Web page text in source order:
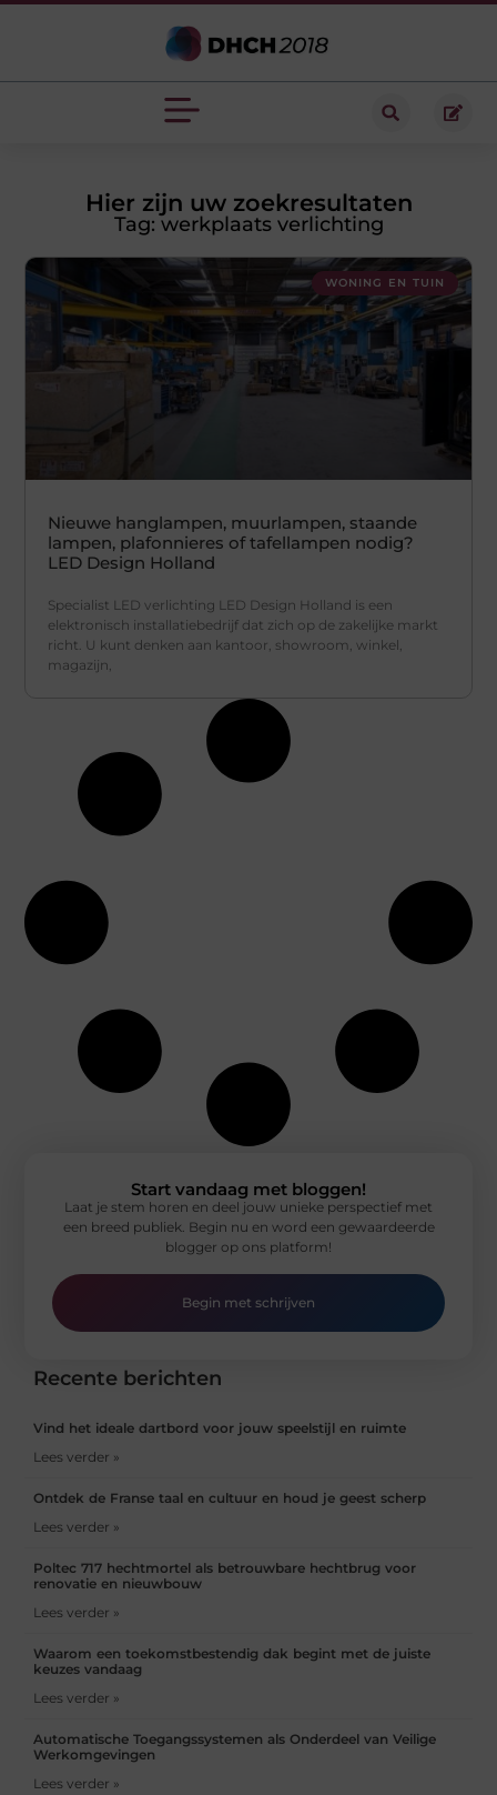
Hier zijn uw zoekresultaten
Tag: werkplaats verlichting
WONING EN TUIN
Nieuwe hanglampen, muurlampen, staande
lampen, plafonnieres of tafellampen nodig?
LED Design Holland
Specialist LED verlichting LED Design Holland is een
elektronisch installatiebedrijf dat zich op de zakelijke markt
richt. U kunt denken aan kantoor, showroom, winkel,
magazijn,
Recente berichten
Vind het ideale dartbord voor jouw speelstijl en ruimte
Lees verder »
Ontdek de Franse taal en cultuur en houd je geest scherp
Lees verder »
Poltec 717 hechtmortel als betrouwbare hechtbrug voor
renovatie en nieuwbouw
Lees verder »
Waarom een toekomstbestendig dak begint met de juiste
keuzes vandaag
Lees verder »
Automatische Toegangssystemen als Onderdeel van Veilige
Werkomgevingen
Lees verder »
Start vandaag met bloggen!
Laat je stem horen en deel jouw unieke perspectief met
een breed publiek. Begin nu en word een gewaardeerde
blogger op ons platform!
Begin met schrijven